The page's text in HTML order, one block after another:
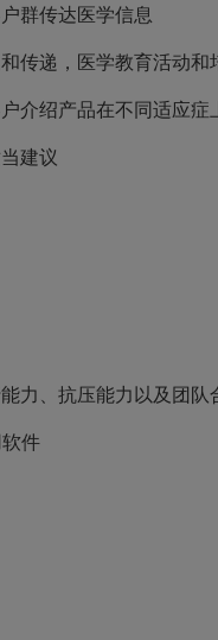
群传达医学信息
传递，医学教育活动和
介绍产品在不同适应症
建议
力、抗压能力以及团队
件